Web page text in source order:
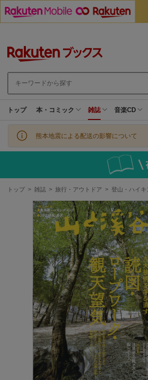
トップ 本・コミック 雑誌 音楽CD
熊本地震による配送の影響について
現
トップ > 雑誌 > 旅行・アウトドア > 登山・ハイキ